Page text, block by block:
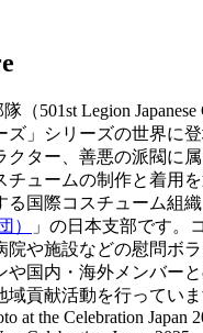
（501st Legion Japanese
ズ」シリーズの世界に
クター、善悪の派閥に
チュームの制作と着用
る国際コスチューム組織
）
」の日本支部です。
院や施設などの慰問ボ
や国内・海外メンバー
貢献活動を行っていま